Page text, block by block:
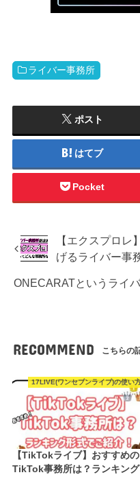
ライバー事務所
ポスト
はてブ
Pocket
【エクスプロ
げるライバー事
ONECARATというライ
RECOMMEND こちらの
17LIVE(ワンセブンライブ)の使い
【TikTokライブ】おすすめの
TikTok事務所は？ランキング